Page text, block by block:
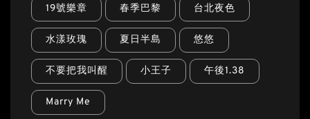
19號樂章 春季巴黎 台北夜色
水漾玫瑰 夏日半島 悠悠
不要把我叫醒 小王子 午後1.38
Marry Me